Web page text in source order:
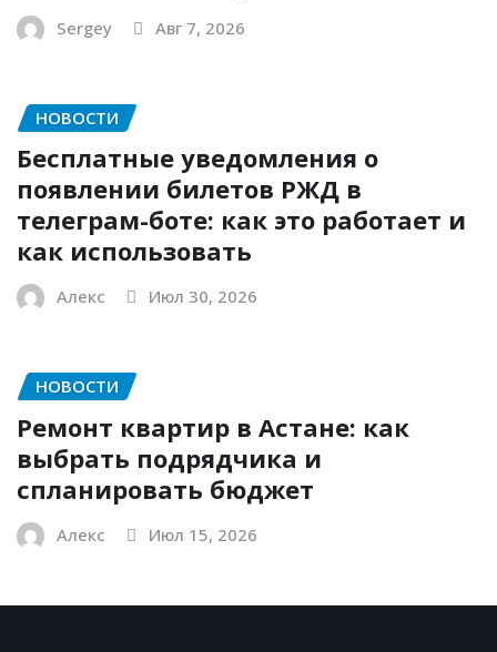
Sergey Авг 7, 2026
НОВОСТИ
Бесплатные уведомления о
появлении билетов РЖД в
телеграм-боте: как это работает и
как использовать
Алекс Июл 30, 2026
НОВОСТИ
Ремонт квартир в Астане: как
выбрать подрядчика и
спланировать бюджет
Алекс Июл 15, 2026